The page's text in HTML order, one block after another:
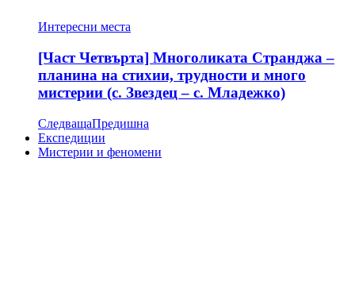
Интересни места
[Част Четвърта] Многоликата Странджа –
планина на стихии, трудности и много
мистерии (с. Звездец – с. Младежко)
СледващаПредишна
Експедиции
Мистерии и феномени